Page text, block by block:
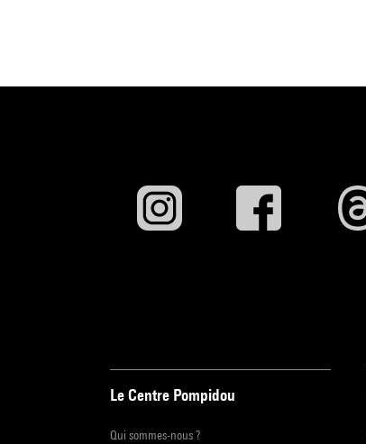
Le Centre Pompidou
Qui sommes-nous ?